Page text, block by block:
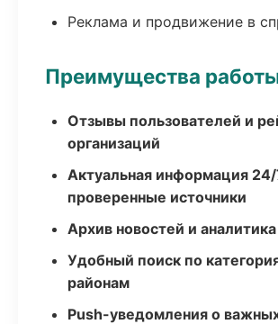
Реклама и продвижение в
Преимущества
Отзывы пользователей и
организаций
Актуальная информация 24/
проверенные источники
Архив новостей и аналитика
Удобный поиск по
районам
Push-уведомления о